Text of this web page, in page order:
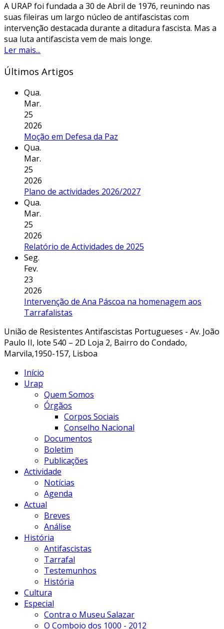
A URAP foi fundada a 30 de Abril de 1976, reunindo nas
suas fileiras um largo núcleo de antifascistas com
intervenção destacada durante a ditadura fascista. Mas a
sua luta antifascista vem de mais longe.
Ler mais...
Últimos Artigos
Qua.
Mar.
25
2026
Moção em Defesa da Paz
Qua.
Mar.
25
2026
Plano de actividades 2026/2027
Qua.
Mar.
25
2026
Relatório de Actividades de 2025
Seg.
Fev.
23
2026
Intervenção de Ana Páscoa na homenagem aos
Tarrafalistas
União de Resistentes Antifascistas Portugueses - Av. João
Paulo II, lote 540 – 2D Loja 2, Bairro do Condado,
Marvila,1950-157, Lisboa
Início
Urap
Quem Somos
Órgãos
Corpos Sociais
Conselho Nacional
Documentos
Boletim
Publicações
Actividade
Notícias
Agenda
Actual
Breves
Análise
História
Antifascistas
Tarrafal
Testemunhos
História
Cultura
Especial
Contra o Museu Salazar
O Comboio dos 1000 - 2012